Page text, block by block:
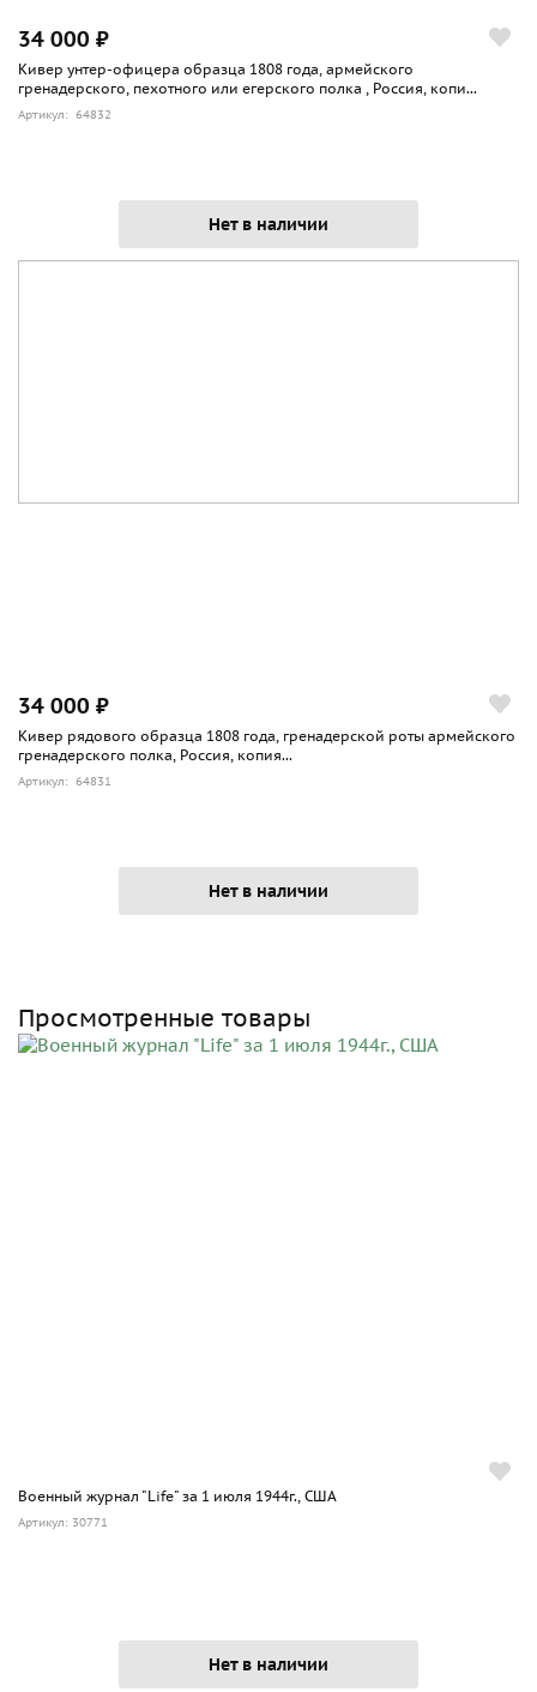
34 000 ₽
Кивер унтер-офицера образца 1808 года, армейского
гренадерского, пехотного или егерского полка , Россия, копи...
Артикул: 64832
Нет в наличии
34 000 ₽
Кивер рядового образца 1808 года, гренадерской роты армейского
гренадерского полка, Россия, копия...
Артикул: 64831
Нет в наличии
Просмотренные товары
Военный журнал "Life" за 1 июля 1944г., США
Артикул: 30771
Нет в наличии